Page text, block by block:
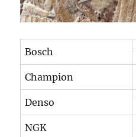
Bosch
Champion
Denso
NGK